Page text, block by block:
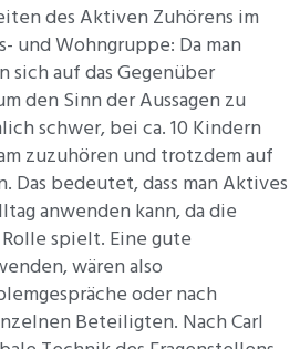
des Aktiven Zuhörens im
und Wohngruppe: Da man
auf das Gegenüber
den Sinn der Aussagen zu
schwer, bei ca. 10 Kindern
zuzuhören und trotzdem auf
Das bedeutet, dass man Aktives
anwenden kann, da die
spielt. Eine gute
wären also
oder nach
Beteiligten. Nach Carl